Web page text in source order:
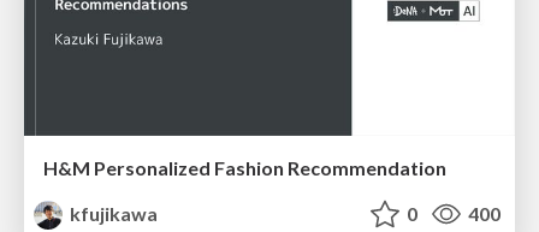
H&M Personalized Fashion Recommendation
kfujikawa
0 400